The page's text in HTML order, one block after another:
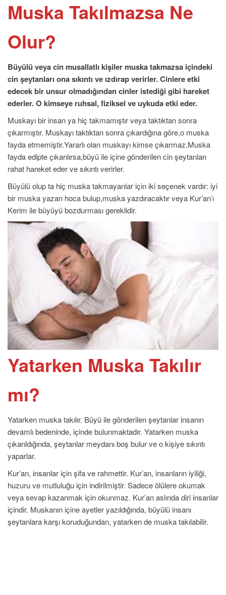
Muska Takılmazsa Ne
Olur?
Büyülü veya cin musallatlı kişiler muska takmazsa içindeki
cin şeytanları ona sıkıntı ve ızdırap verirler. Cinlere etki
edecek bir unsur olmadığından cinler istediği gibi hareket
ederler.O kimseye ruhsal, fiziksel ve uykuda etki eder.
Muskayı bir insan ya hiç takmamıştır veya taktıktan sonra
çıkarmıştır. Muskayı taktıktan sonra çıkardığına göre,o muska
fayda etmemiştir.Yararlı olan muskayı kimse çıkarmaz.Muska
fayda edipte çıkarılırsa,büyü ile içine gönderilen cin şeytanları
rahat hareket eder ve sıkıntı verirler.
Büyülü olup ta hiç muska takmayanlar için iki seçenek vardır: iyi
bir muska yazan hoca bulup,muska yazdıracaktır veya Kur’an’ı
Kerim ile büyüyü bozdurması gereklidir.
Yatarken Muska Takılır
mı?
Yatarken muska takılır. Büyü ile gönderilen şeytanlar insanın
devamlı bedeninde, içinde bulunmaktadır. Yatarken muska
çıkarıldığında, şeytanlar meydanı boş bulur ve o kişiye sıkıntı
yaparlar.
Kur’an, insanlar için şifa ve rahmettir. Kur’an, insanların iyiliği,
huzuru ve mutluluğu için indirilmiştir. Sadece ölülere okumak
veya sevap kazanmak için okunmaz. Kur’an aslında diri insanlar
içindir. Muskanın içine ayetler yazıldığında, büyülü insanı
şeytanlara karşı koruduğundan, yatarken de muska takılabilir.